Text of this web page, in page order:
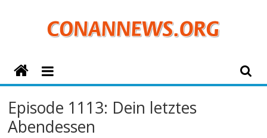
ConanNews.org
Conan
News
Episode 1113: Dein letztes
Abendessen